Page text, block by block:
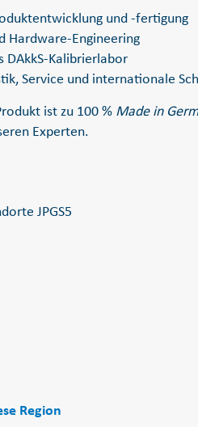
und -fertigung
Hardware-Engineering
DAkkS-Kalibrierlabor
Service und internationale
ist zu 100 % Made in
Experten.
Region